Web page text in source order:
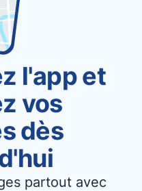
l'app et
vos
dès
partout avec